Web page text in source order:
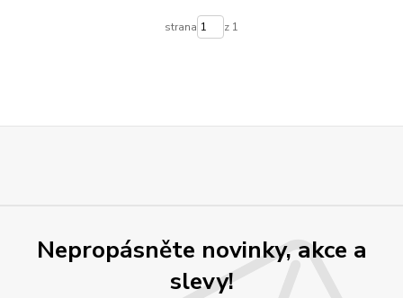
strana z 1
Nepropásněte novinky, akce a
slevy!